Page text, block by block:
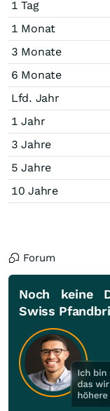
1 Tag
1 Monat
3 Monate
6 Monate
Lfd. Jahr
1 Jahr
3 Jahre
5 Jahre
10 Jahre
Forum
Noch keine
Swiss